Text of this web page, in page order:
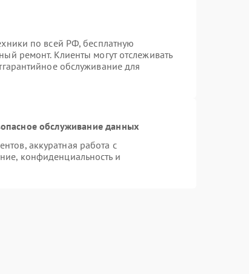
по всей РФ, бесплатную
ремонт. Клиенты могут отслеживать
обслуживание для
обслуживание данных
аккуратная работа с
конфиденциальность и